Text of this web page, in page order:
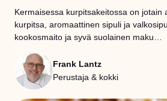
Kermaisessa kurpitsakeitossa on jotain
kurpitsa, aromaattinen sipuli ja
kookosmaito ja syvä suolainen maku…
Frank Lantz
Perustaja & kokki